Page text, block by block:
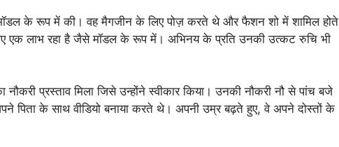
के रूप में की। वह मैगजीन के लिए पोज़ करते थे और फैशन शो में शामिल होते
एक लाभ रहा है जैसे मॉडल के रूप में। अभिनय के प्रति उनकी उत्कट रुचि भी
प्रस्ताव मिला जिसे उन्होंने स्वीकार किया। उनकी नौकरी नौ से पांच बजे
पिता के साथ वीडियो बनाया करते थे। अपनी उम्र बढ़ते हुए, वे अपने दोस्तों के